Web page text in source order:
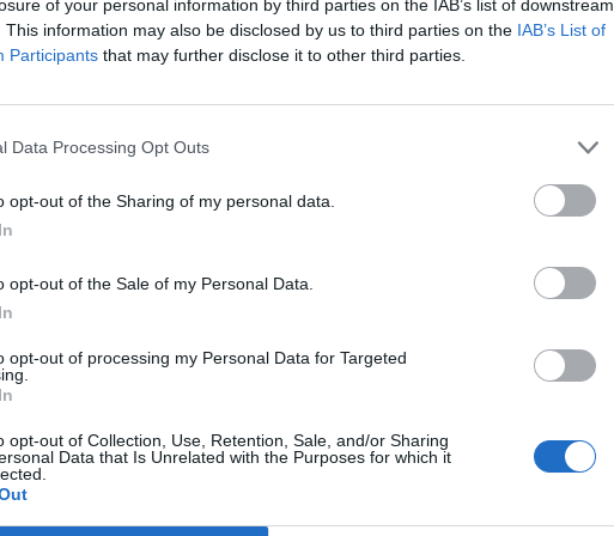
of your personal information by third parties on the IAB’s list of downstream
This information may also be disclosed by us to third parties on the IAB’s List of
Participants that may further disclose it to other third parties.
Data Processing Opt Outs
opt-out of the Sharing of my personal data.
opt-out of the Sale of my Personal Data.
opt-out of processing my Personal Data for Targeted
opt-out of Collection, Use, Retention, Sale, and/or Sharing
Data that Is Unrelated with the Purposes for which it
non è sicuramente scontata – afferma
e fiero di poter rappresentare ancora la mia
che affronterò con grande impegno e senso
del Palio ma anche di crescita
Via Confalonieri, 5
di